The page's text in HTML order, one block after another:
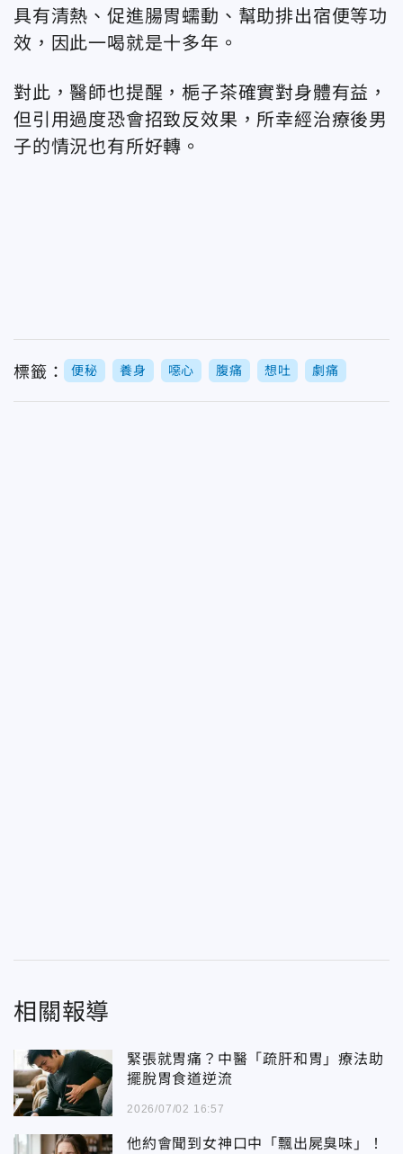
具有清熱、促進腸胃蠕動、幫助排出宿便等功
效，因此一喝就是十多年。
對此，醫師也提醒，梔子茶確實對身體有益，
但引用過度恐會招致反效果，所幸經治療後男
子的情況也有所好轉。
標籤： 便秘 養身 噁心 腹痛 想吐 劇痛
相關報導
緊張就胃痛？中醫「疏肝和胃」療法助
擺脫胃食道逆流
2026/07/02 16:57
他約會聞到女神口中「飄出屍臭味」！